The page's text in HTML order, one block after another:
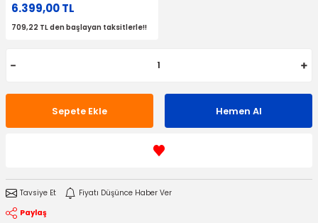
6.399,00 TL
709,22 TL den başlayan taksitlerle!!
Sepete Ekle Hemen Al
Tavsiye Et
Fiyatı Düşünce Haber Ver
Paylaş